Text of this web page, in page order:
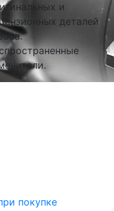
и
деталей
покупке